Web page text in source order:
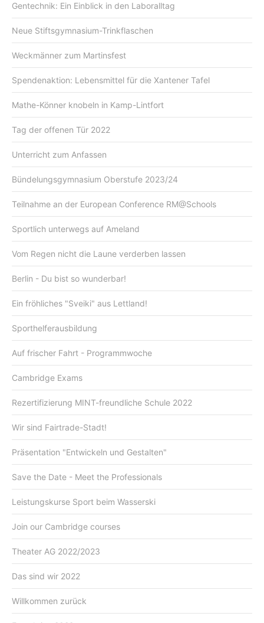
Gentechnik: Ein Einblick in den Laboralltag
Neue Stiftsgymnasium-Trinkflaschen
Weckmänner zum Martinsfest
Spendenaktion: Lebensmittel für die Xantener Tafel
Mathe-Könner knobeln in Kamp-Lintfort
Tag der offenen Tür 2022
Unterricht zum Anfassen
Bündelungsgymnasium Oberstufe 2023/24
Teilnahme an der European Conference RM@Schools
Sportlich unterwegs auf Ameland
Vom Regen nicht die Laune verderben lassen
Berlin - Du bist so wunderbar!
Ein fröhliches "Sveiki" aus Lettland!
Sporthelferausbildung
Auf frischer Fahrt - Programmwoche
Cambridge Exams
Rezertifizierung MINT-freundliche Schule 2022
Wir sind Fairtrade-Stadt!
Präsentation "Entwickeln und Gestalten"
Save the Date - Meet the Professionals
Leistungskurse Sport beim Wasserski
Join our Cambridge courses
Theater AG 2022/2023
Das sind wir 2022
Willkommen zurück